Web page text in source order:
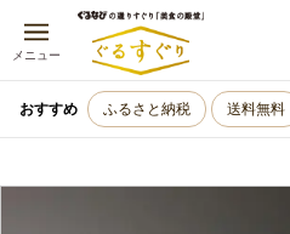
メニュー
おすすめ ふるさと納税 送料無料